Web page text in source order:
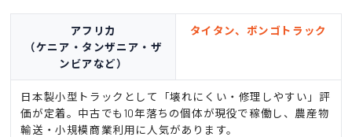
アフリカ
（ケニア・タンザニア・ザ
ンビアなど）
タイタン、ボンゴトラック
日本製小型トラックとして「壊れにくい・修理しやすい」評
価が定着。中古でも10年落ちの個体が現役で稼働し、農産物
輸送・小規模商業利用に人気があります。